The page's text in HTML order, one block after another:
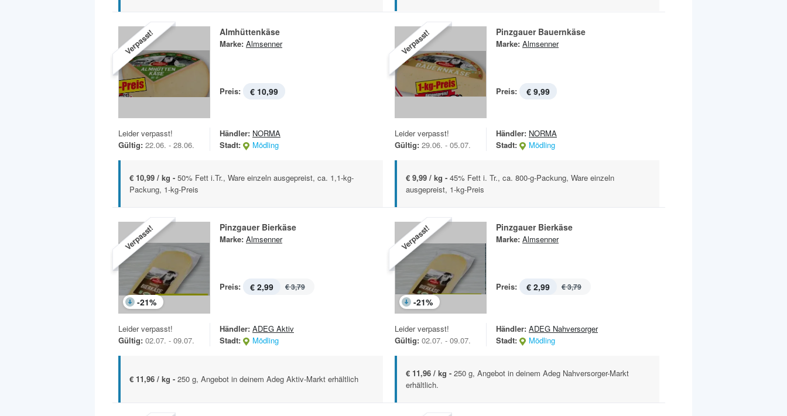
Verpasst! Almhüttenkäse
Marke: Almsenner
Preis: € 10,99
Leider verpasst!
Gültig: 22.06. - 28.06.
Händler: NORMA
Stadt:
Mödling
€ 10,99 / kg - 50% Fett i.Tr., Ware einzeln ausgepreist, ca. 1,1-kg-
Packung, 1-kg-Preis
Verpasst! Pinzgauer Bauernkäse
Marke: Almsenner
Preis: € 9,99
Leider verpasst!
Gültig: 29.06. - 05.07.
Händler: NORMA
Stadt:
Mödling
€ 9,99 / kg - 45% Fett i. Tr., ca. 800-g-Packung, Ware einzeln
ausgepreist, 1-kg-Preis
Verpasst!
-21%
Pinzgauer Bierkäse
Marke: Almsenner
Preis: € 2,99 € 3,79
Leider verpasst!
Gültig: 02.07. - 09.07.
Händler: ADEG Aktiv
Stadt:
Mödling
€ 11,96 / kg - 250 g, Angebot in deinem Adeg Aktiv-Markt erhältlich
Verpasst!
-21%
Pinzgauer Bierkäse
Marke: Almsenner
Preis: € 2,99 € 3,79
Leider verpasst!
Gültig: 02.07. - 09.07.
Händler: ADEG Nahversorger
Stadt:
Mödling
€ 11,96 / kg - 250 g, Angebot in deinem Adeg Nahversorger-Markt
erhältlich.